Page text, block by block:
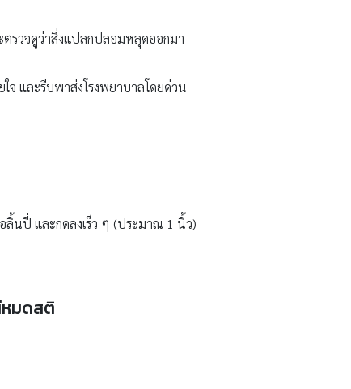
ตรวจดูว่าสิ่งแปลกปลอมหลุดออกมา
จ และรีบพาส่งโรงพยาบาลโดยด่วน
นปี่ และกดลงเร็ว ๆ (ประมาณ 1 นิ้ว)
มดสติ